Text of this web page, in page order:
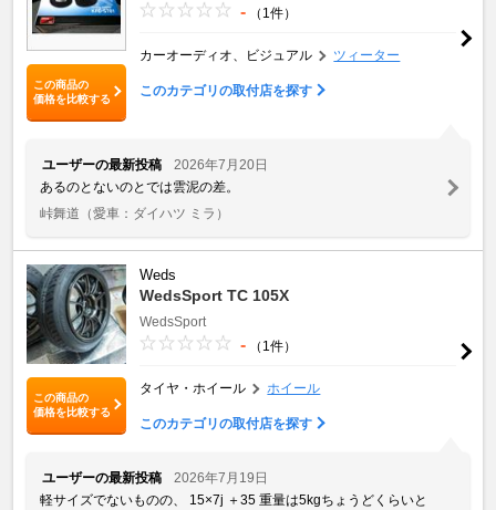
この商品の
価格を比較する
- （1件）
カーオーディオ、ビジュアル ツィーター
このカテゴリの取付店を探す
ユーザーの最新投稿
2026年7月20日
あるのとないのとでは雲泥の差。
峠舞道 （愛車：ダイハツ ミラ）
この商品の
価格を比較する
Weds
WedsSport TC 105X
WedsSport
- （1件）
タイヤ・ホイール ホイール
このカテゴリの取付店を探す
ユーザーの最新投稿
2026年7月19日
軽サイズでないものの、 15×7j ＋35 重量は5kgちょうどくらいと